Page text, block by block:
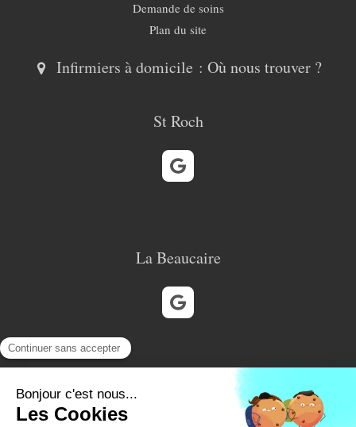
Demande de soins
Plan du site
Infirmiers à domicile : Où nous trouver ?
St Roch
La Beaucaire
Cabinet de Siblas